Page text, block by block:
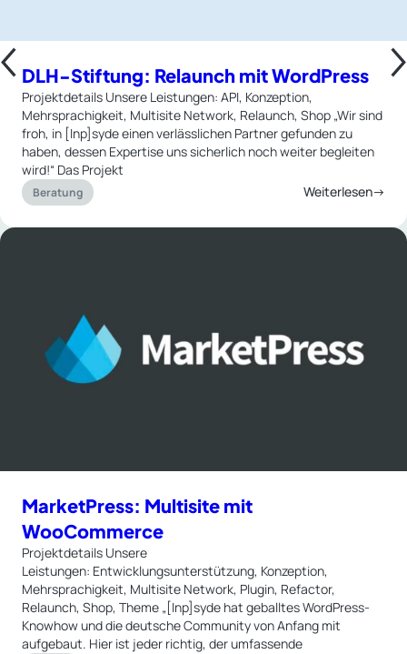
DLH-Stiftung: Relaunch mit WordPress
Projektdetails Unsere Leistungen: API, Konzeption,
Mehrsprachigkeit, Multisite Network, Relaunch, Shop „Wir sind
froh, in [Inp]syde einen verlässlichen Partner gefunden zu
haben, dessen Expertise uns sicherlich noch weiter begleiten
wird!“ Das Projekt
Beratung Weiterlesen→
MarketPress: Multisite mit
WooCommerce
Projektdetails Unsere
Leistungen: Entwicklungsunterstützung, Konzeption,
Mehrsprachigkeit, Multisite Network, Plugin, Refactor,
Relaunch, Shop, Theme „[Inp]syde hat geballtes WordPress-
Knowhow und die deutsche Community von Anfang mit
aufgebaut. Hier ist jeder richtig, der umfassende